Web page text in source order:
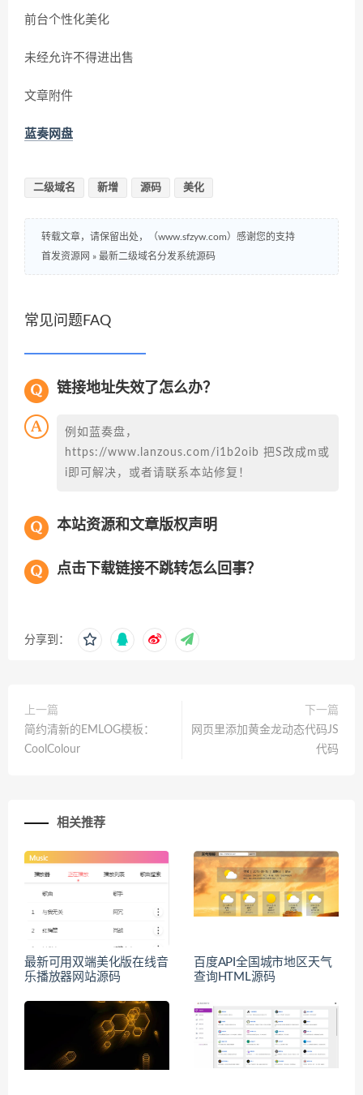
前台个性化美化
未经允许不得进出售
文章附件
蓝奏网盘
二级域名 新增 源码 美化
转载文章，请保留出处，（www.sfzyw.com）感谢您的支持
首发资源网 » 最新二级域名分发系统源码
常见问题FAQ
链接地址失效了怎么办？
例如蓝奏盘，
https://www.lanzous.com/i1b2oib 把S改成m或
i即可解决，或者请联系本站修复！
本站资源和文章版权声明
点击下载链接不跳转怎么回事？
分享到：
上一篇
简约清新的EMLOG模板：
CoolColour
下一篇
网页里添加黄金龙动态代码JS
代码
相关推荐
最新可用双端美化版在线音
乐播放器网站源码
百度API全国城市地区天气
查询HTML源码